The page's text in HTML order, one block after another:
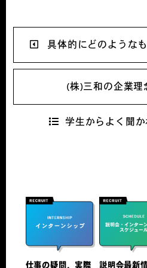
具体的にどのような
(株)三和の企業理
学生からよく聞
仕事の疑問、実際
説明会最新